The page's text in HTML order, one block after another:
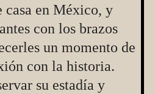
casa en México, y
con los brazos
un momento de
con la historia.
su estadía y